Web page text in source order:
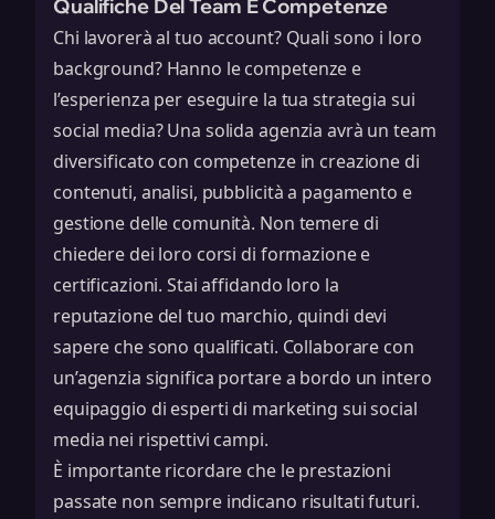
Qualifiche Del Team E Competenze
Chi lavorerà al tuo account? Quali sono i loro
background? Hanno le competenze e
l’esperienza per eseguire la tua strategia sui
social media? Una solida agenzia avrà un team
diversificato con competenze in creazione di
contenuti, analisi, pubblicità a pagamento e
gestione delle comunità. Non temere di
chiedere dei loro corsi di formazione e
certificazioni. Stai affidando loro la
reputazione del tuo marchio, quindi devi
sapere che sono qualificati. Collaborare con
un’agenzia significa portare a bordo un intero
equipaggio di esperti di marketing sui social
media nei rispettivi campi.
È importante ricordare che le prestazioni
passate non sempre indicano risultati futuri.